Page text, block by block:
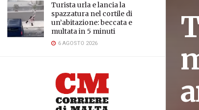
Turista urla e lancia la
spazzatura nel cortile di
un’abitazione: beccata e
multata in 5 minuti
6 AGOSTO 2026